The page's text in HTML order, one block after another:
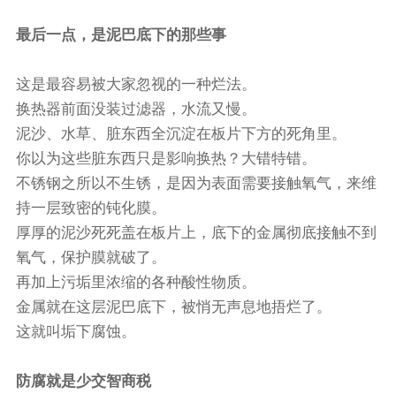
最后一点，是泥巴底下的那些事
这是最容易被大家忽视的一种烂法。
换热器前面没装过滤器，水流又慢。
泥沙、水草、脏东西全沉淀在板片下方的死角里。
你以为这些脏东西只是影响换热？大错特错。
不锈钢之所以不生锈，是因为表面需要接触氧气，来维
持一层致密的钝化膜。
厚厚的泥沙死死盖在板片上，底下的金属彻底接触不到
氧气，保护膜就破了。
再加上污垢里浓缩的各种酸性物质。
金属就在这层泥巴底下，被悄无声息地捂烂了。
这就叫垢下腐蚀。
防腐就是少交智商税